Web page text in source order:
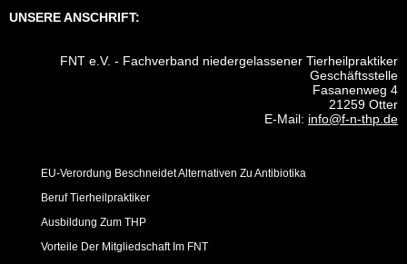
UNSERE ANSCHRIFT:
FNT e.V. - Fachverband niedergelassener Tierheilpraktiker
Geschäftsstelle
Fasanenweg 4
21259 Otter
E-Mail: info@f-n-thp.de
EU-Verordung Beschneidet Alternativen Zu Antibiotika
Beruf Tierheilpraktiker
Ausbildung Zum THP
Vorteile Der Mitgliedschaft Im FNT